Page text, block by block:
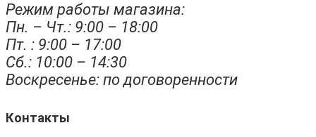
Режим работы магазина:
Пн. – Чт.: 9:00 – 18:00
Пт. : 9:00 – 17:00
Сб.: 10:00 – 14:30
Воскресенье: по договоренности
Контакты